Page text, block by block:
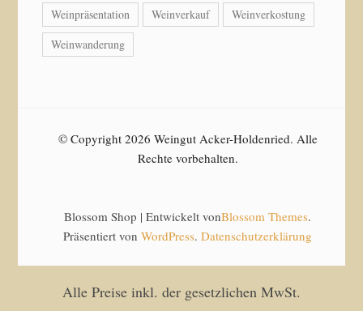
Weinpräsentation Weinverkauf
Weinverkostung
Weinwanderung
© Copyright 2026 Weingut Acker-Holdenried. Alle
Rechte vorbehalten.
Blossom Shop | Entwickelt vonBlossom Themes.
Präsentiert von WordPress. Datenschutzerklärung
Alle Preise inkl. der gesetzlichen MwSt.